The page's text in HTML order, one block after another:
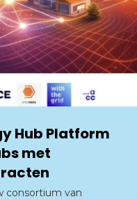
Hub Platform
met
consortium van